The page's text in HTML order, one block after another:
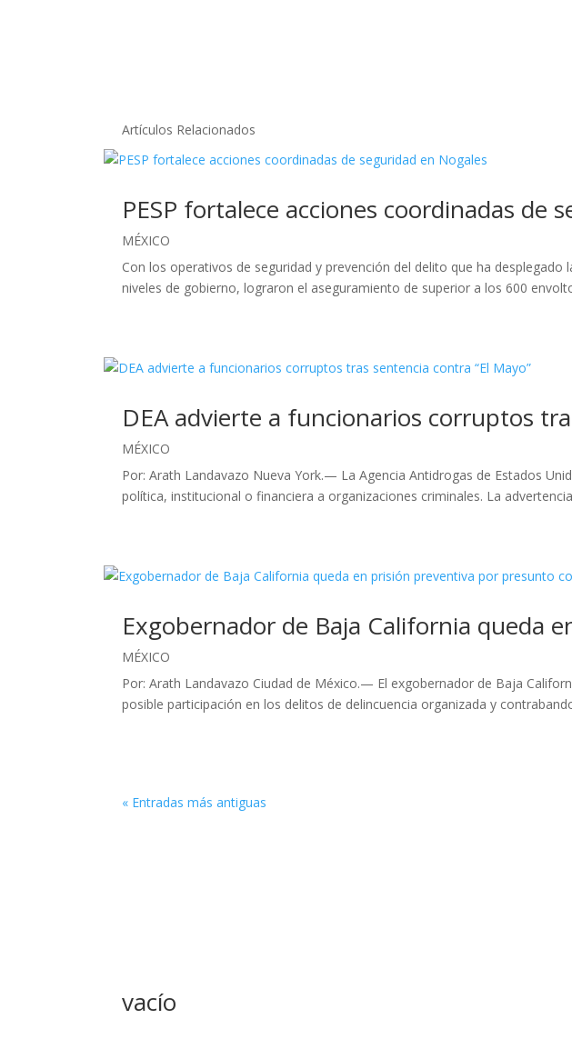
Artículos Relacionados
PESP fortalece acciones coordinadas de
MÉXICO
Con los operativos de seguridad y prevención del delito que ha
niveles de gobierno, lograron el aseguramiento de superior a los 600
DEA advierte a funcionarios corruptos
MÉXICO
Por: Arath Landavazo Nueva York.— La Agencia Antidrogas de Estados
política, institucional o financiera a organizaciones criminales. La
Exgobernador de Baja California queda
MÉXICO
Por: Arath Landavazo Ciudad de México.— El exgobernador de Baja
posible participación en los delitos de delincuencia organizada y
« Entradas más antiguas
vacío